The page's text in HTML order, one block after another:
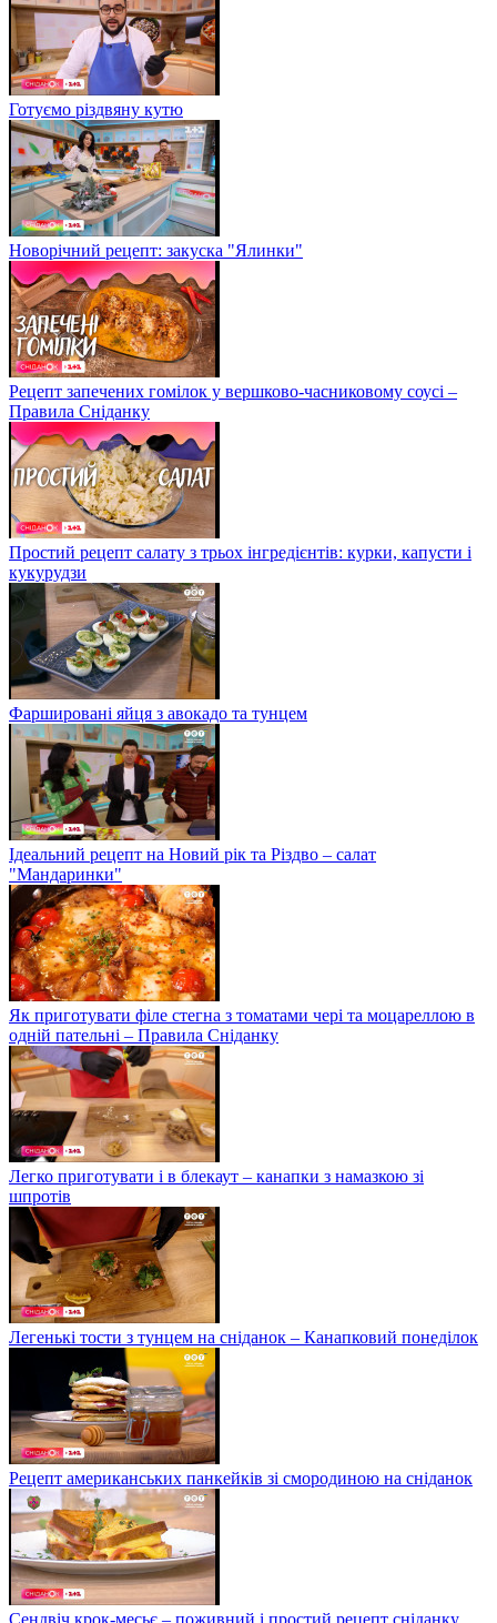
Готуємо різдвяну кутю
Новорічний рецепт: закуска "Ялинки"
Рецепт запечених гомілок у вершково-часниковому соусі –
Правила Сніданку
Простий рецепт салату з трьох інгредієнтів: курки, капусти і
кукурудзи
Фаршировані яйця з авокадо та тунцем
Ідеальний рецепт на Новий рік та Різдво – салат
"Мандаринки"
Як приготувати філе стегна з томатами чері та моцареллою в
одній пательні – Правила Сніданку
Легко приготувати і в блекаут – канапки з намазкою зі
шпротів
Легенькі тости з тунцем на сніданок – Канапковий понеділок
Рецепт американських панкейків зі смородиною на сніданок
Сендвіч крок-месьє – поживний і простий рецепт сніданку